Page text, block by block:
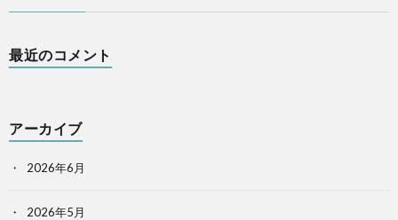
最近のコメント
アーカイブ
2026年6月
2026年5月